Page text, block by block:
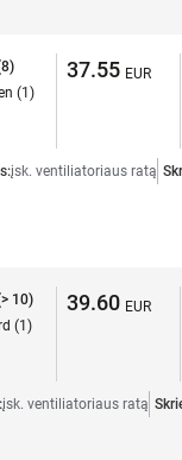
(1)
37.55
įsk. ventiliatoriaus ratą
10)
(1)
39.60
įsk. ventiliatoriaus ratą